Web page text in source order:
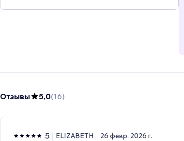
Отзывы 5,0(16)
5 ELIZABETH 26 февр. 2026 г.